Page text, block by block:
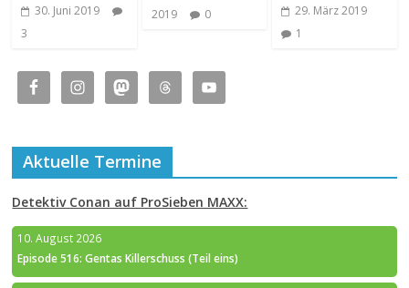
30. Juni 2019
3
2019
0
29. März 2019
1
Aktuelle Termine
Detektiv Conan auf ProSieben MAXX:
10. August 2026
Episode 516: Gentas Killerschuss (Teil eins)